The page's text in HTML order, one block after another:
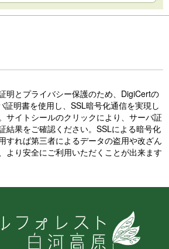
明とプライバシー保護のため、DigiCertの
証明書を使用し、SSL暗号化通信を実現し
サイトシールのクリックにより、サーバ証
結果をご確認ください。SSLによる暗号化
すれば第三者によるデータの盗用や改ざん
より安全にご利用いただくことが出来ます